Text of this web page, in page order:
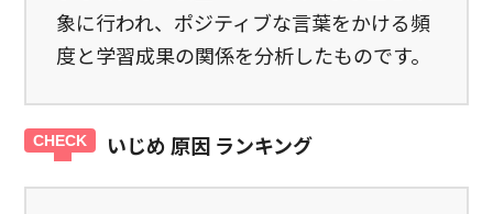
象に行われ、ポジティブな言葉をかける頻
度と学習成果の関係を分析したものです。
いじめ 原因 ランキング